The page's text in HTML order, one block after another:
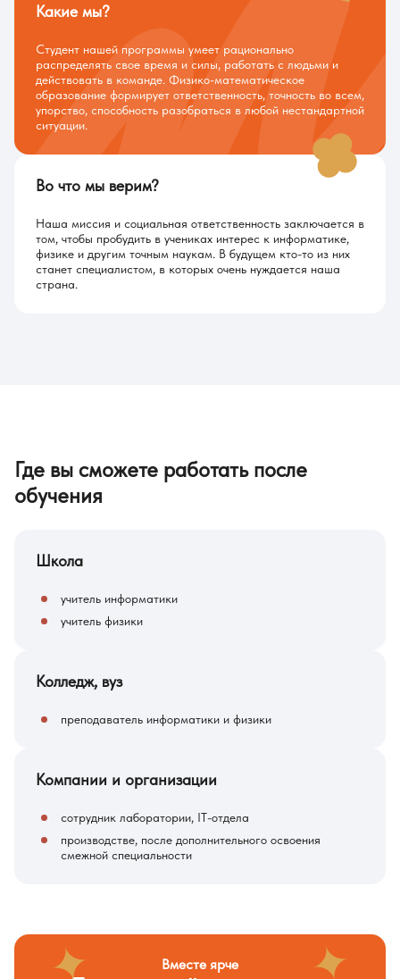
Какие мы?
Студент нашей программы умеет рационально
распределять свое время и силы, работать с людьми и
действовать в команде. Физико-математическое
образование формирует ответственность, точность во всем,
упорство, способность разобраться в любой нестандартной
ситуации.
Во что мы верим?
Наша миссия и социальная ответственность заключается в
том, чтобы пробудить в учениках интерес к информатике,
физике и другим точным наукам. В будущем кто-то из них
станет специалистом, в которых очень нуждается наша
страна.
Где вы сможете работать после
обучения
Школа
учитель информатики
учитель физики
Колледж, вуз
преподаватель информатики и физики
Компании и организации
сотрудник лаборатории, IT-отдела
производстве, после дополнительного освоения
смежной специальности
Вместе ярче